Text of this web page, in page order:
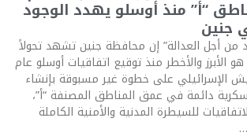
“أ” منذ أوسلو يهدد الوجود
جنين
من أجل العدالة” إن محافظة جنين تشهد تحولاً
الأبرز والأخطر منذ توقيع اتفاقيات أوسلو عام
الإسرائيلي على خطوة غير مسبوقة بإنشاء
دائمة في عمق المناطق المصنفة “أ”،
للسيطرة المدنية والأمنية الكاملة